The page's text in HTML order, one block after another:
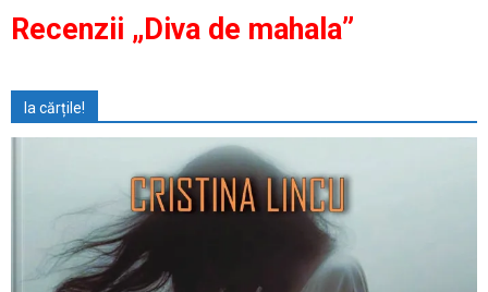
Recenzii „Diva de mahala”
Ia cărțile!